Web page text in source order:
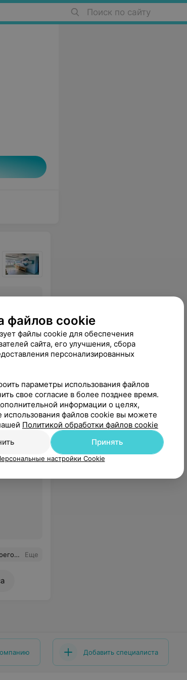
Поиск по сайту
Вам! Еще
Добавить специалиста
файлов cookie
файлы cookie для обеспечения
сайта, его улучшения, сбора
персонализированных
параметры использования файлов
свое согласие в более позднее время.
информации о целях,
использования файлов cookie вы можете
Политикой обработки файлов cookie
Принять
настройки Cookie